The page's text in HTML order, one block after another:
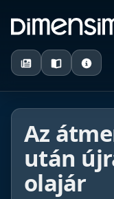
Az
után
olajár